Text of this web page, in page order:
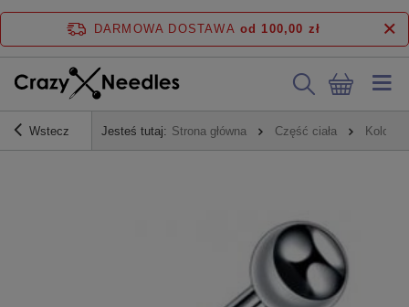
DARMOWA DOSTAWA od 100,00 zł
Wstecz Jesteś tutaj: Strona główna Część ciała